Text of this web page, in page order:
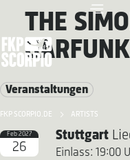
FKP SCORPIO.DE ARTISTS
THE
Veranstaltungen
Feb 2027
26
Stuttgart
Einlass: 19:00